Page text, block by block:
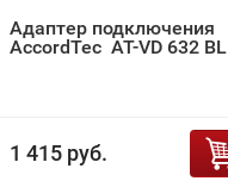
Адаптер подключения
AccordTec AT-VD 632 BL
1 415 руб.